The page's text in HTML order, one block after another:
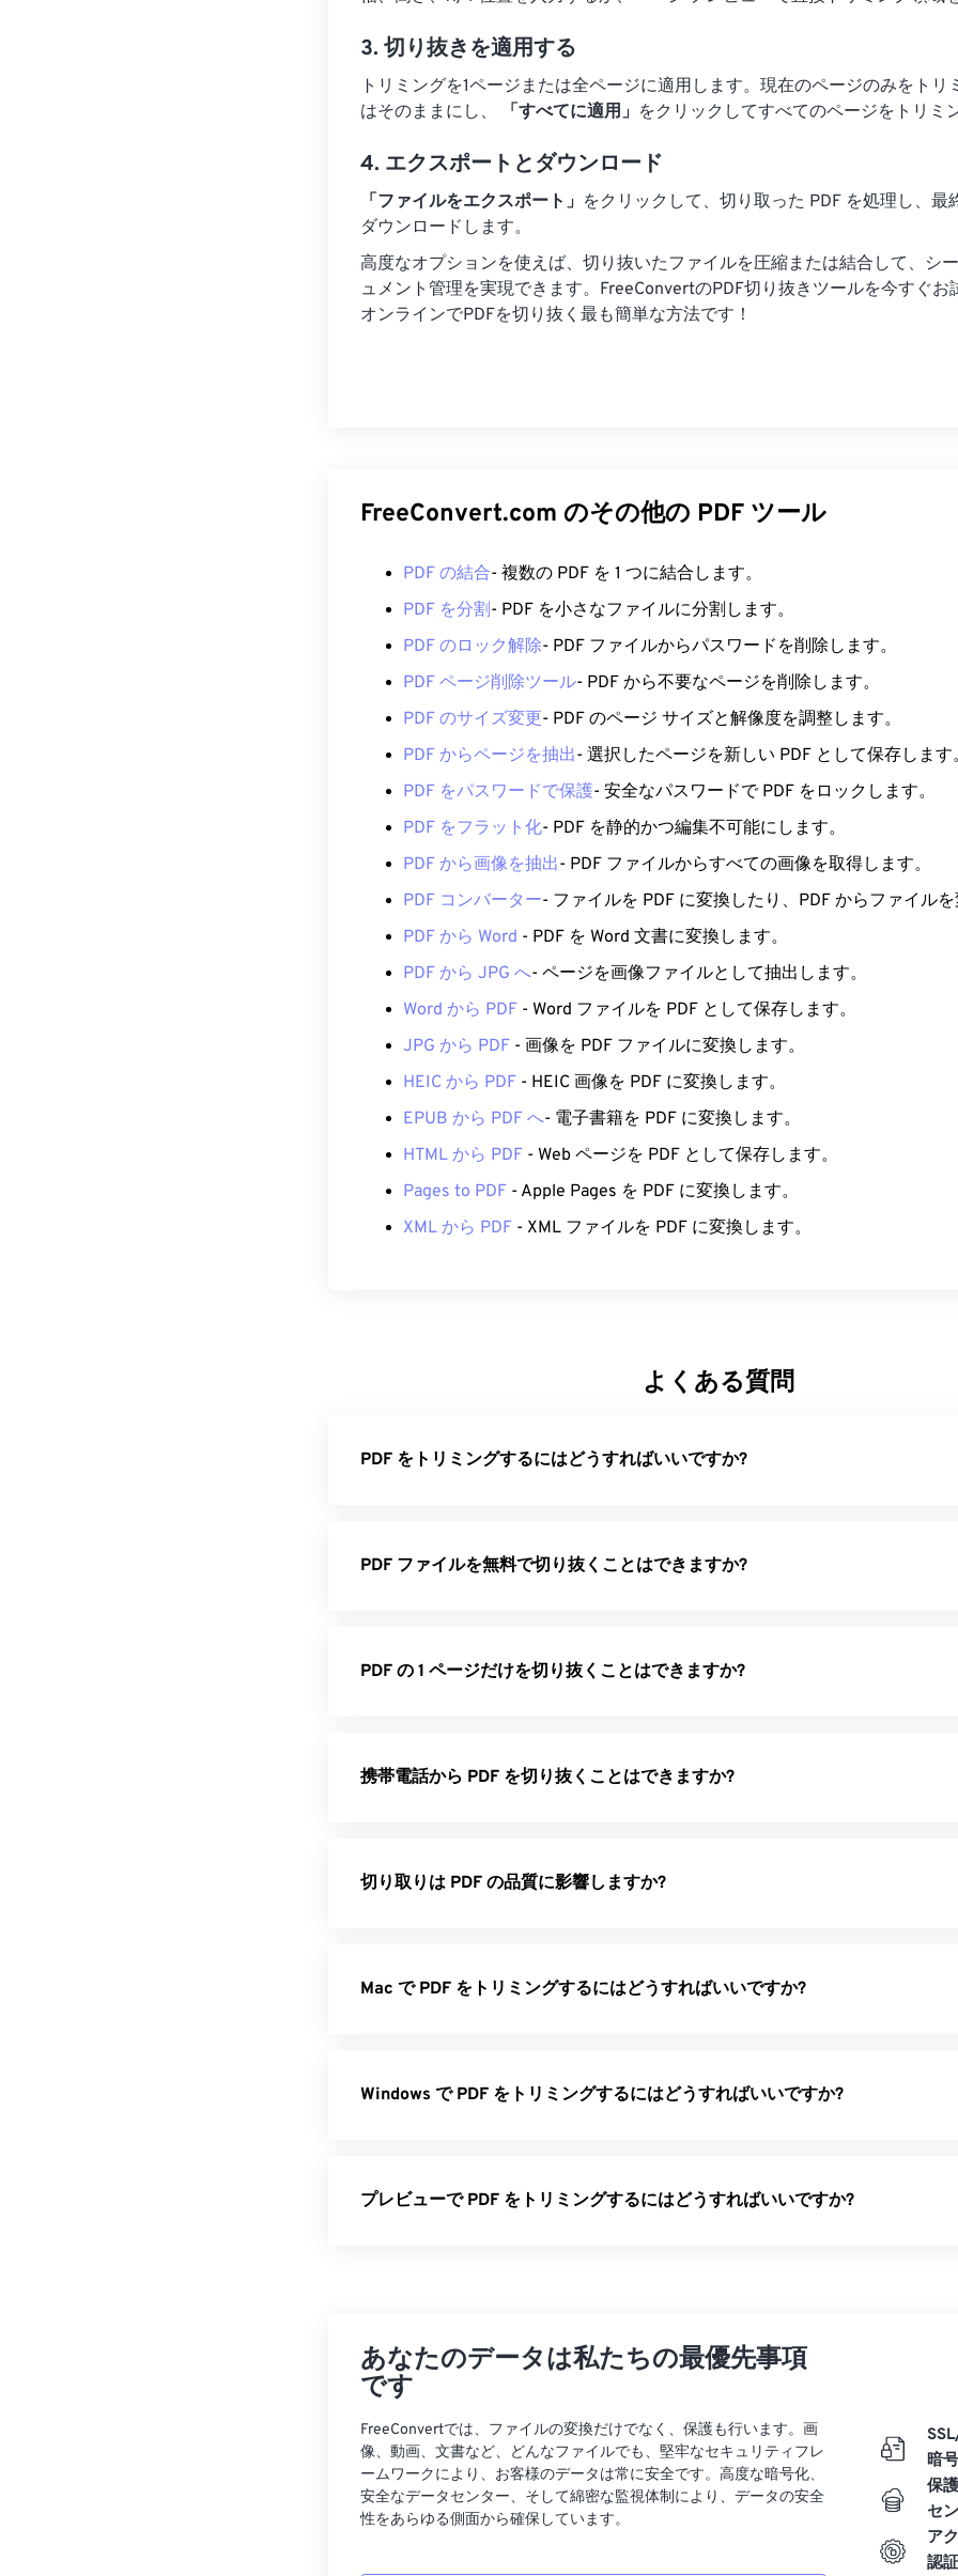
3. 切り抜きを適用する
トリミングを1ページまたは全ページに適用します。現在のページのみをトリ
はそのままにし、
「すべてに適用」 をクリックしてすべてのページをトリミ
4. エクスポートとダウンロード
「ファイルをエクスポート」 をクリックして、切り取った PDF を処理し、最
ダウンロードします。
高度なオプションを使えば、切り抜いたファイルを圧縮または結合して、シ
ュメント管理を実現できます。FreeConvertのPDF切り抜きツールを今すぐお
オンラインでPDFを切り抜く最も簡単な方法です！
FreeConvert.com のその他の PDF ツール
PDF の結合- 複数の PDF を 1 つに結合します。
PDF を分割- PDF を小さなファイルに分割します。
PDF のロック解除- PDF ファイルからパスワードを削除します。
PDF ページ削除ツール- PDF から不要なページを削除します。
PDF のサイズ変更- PDF のページ サイズと解像度を調整します。
PDF からページを抽出- 選択したページを新しい PDF として保存します。
PDF をパスワードで保護- 安全なパスワードで PDF をロックします。
PDF をフラット化- PDF を静的かつ編集不可能にします。
PDF から画像を抽出- PDF ファイルからすべての画像を取得します。
PDF コンバーター- ファイルを PDF に変換したり、PDF からファイルを
PDF から Word - PDF を Word 文書に変換します。
PDF から JPG へ- ページを画像ファイルとして抽出します。
Word から PDF - Word ファイルを PDF として保存します。
JPG から PDF - 画像を PDF ファイルに変換します。
HEIC から PDF - HEIC 画像を PDF に変換します。
EPUB から PDF へ- 電子書籍を PDF に変換します。
HTML から PDF - Web ページを PDF として保存します。
Pages to PDF - Apple Pages を PDF に変換します。
XML から PDF - XML ファイルを PDF に変換します。
よくある質問
PDF をトリミングするにはどうすればいいですか?
PDF ファイルを無料で切り抜くことはできますか?
PDF の 1 ページだけを切り抜くことはできますか?
携帯電話から PDF を切り抜くことはできますか?
切り取りは PDF の品質に影響しますか?
Mac で PDF をトリミングするにはどうすればいいですか?
Windows で PDF をトリミングするにはどうすればいいですか?
プレビューで PDF をトリミングするにはどうすればいいですか?
あなたのデータは私たちの最優先事項
です
FreeConvertでは、ファイルの変換だけでなく、保護も行います。画
像、動画、文書など、どんなファイルでも、堅牢なセキュリティフレ
ームワークにより、お客様のデータは常に安全です。高度な暗号化、
安全なデータセンター、そして綿密な監視体制により、データの安全
性をあらゆる側面から確保しています。
暗
保
セ
ア
認証